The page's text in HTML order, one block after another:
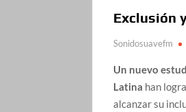
Exclusión
Sonidosuavefm
Un nuevo
Latina han
alcanzar su